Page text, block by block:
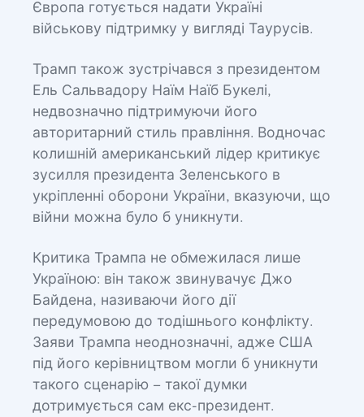
Європа готується надати Україні
військову підтримку у вигляді Таурусів.
Трамп також зустрічався з президентом
Ель Сальвадору Наїм Наїб Букелі,
недвозначно підтримуючи його
авторитарний стиль правління. Водночас
колишній американський лідер критикує
зусилля президента Зеленського в
укріпленні оборони України, вказуючи, що
війни можна було б уникнути.
Критика Трампа не обмежилася лише
Україною: він також звинувачує Джо
Байдена, називаючи його дії
передумовою до тодішнього конфлікту.
Заяви Трампа неоднозначні, адже США
під його керівництвом могли б уникнути
такого сценарію – такої думки
дотримується сам екс-президент.